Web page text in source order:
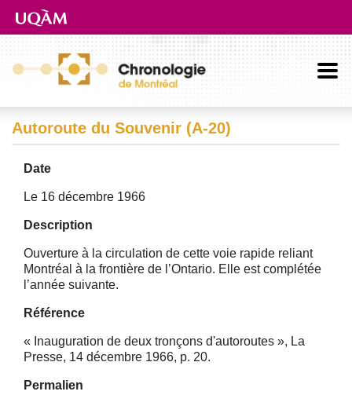
Aller directement au contenu principal
Autoroute du Souvenir (A-20)
Date
Le 16 décembre 1966
Description
Ouverture à la circulation de cette voie rapide reliant
Montréal à la frontière de l’Ontario. Elle est complétée
l’année suivante.
Référence
« Inauguration de deux tronçons d'autoroutes », La
Presse, 14 décembre 1966, p. 20.
Permalien